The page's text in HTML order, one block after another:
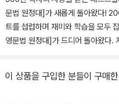
서 공부하는 경우가 많지 않습니다.
이 어법을 알아야 정확하고 올바른
그런데 이 어법이라는 게 워낙 다양
가 외국어인 이상 필요한 부분은 일
문법 원정대]가 새롭게 돌아왔다! 2006년 첫 출간 이후 각종 상과 차
트를 섭렵하며 재미와 학습을 모두
영문법 원정대]가 드디어 돌아왔다.
영어는 사람들이 실제로 사용하는 ‘
이 상품을 구입한 분들이 구매